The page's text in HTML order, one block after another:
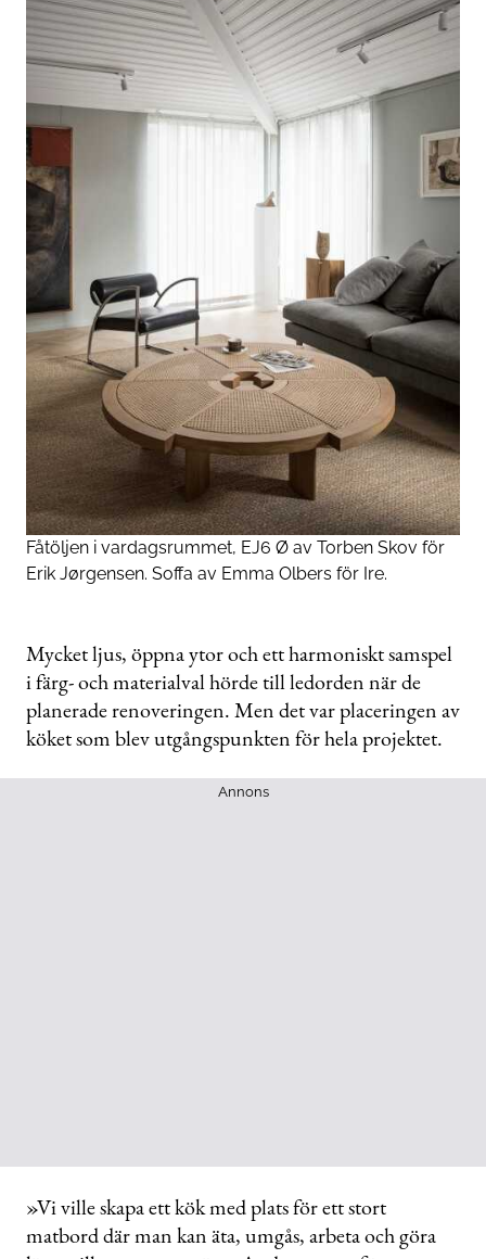
Fåtöljen i vardagsrummet, EJ6 Ø av Torben Skov för
Erik Jørgensen. Soffa av Emma Olbers för Ire.
Mycket ljus, öppna ytor och ett harmoniskt samspel
i färg- och materialval hörde till ledorden när de
planerade renoveringen. Men det var placeringen av
köket som blev utgångspunkten för hela projektet.
Annons
»Vi ville skapa ett kök med plats för ett stort
matbord där man kan äta, umgås, arbeta och göra